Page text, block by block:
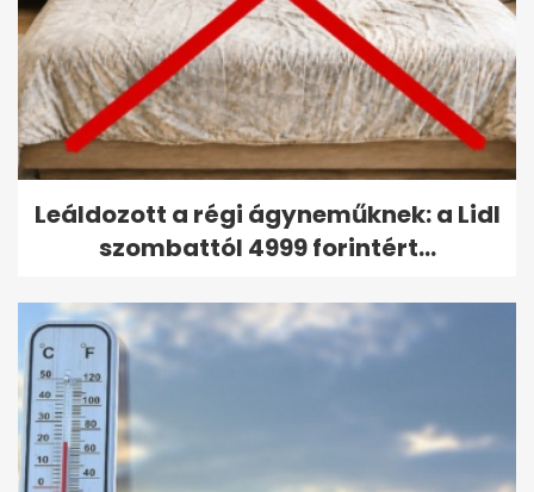
Leáldozott a régi ágyneműknek: a Lidl
szombattól 4999 forintért...